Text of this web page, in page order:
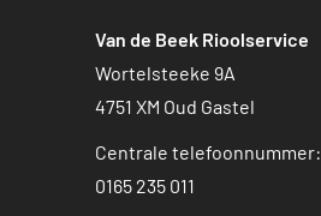
Van de Beek Rioolservice
Wortelsteeke 9A
4751 XM Oud Gastel
Centrale telefoonnummer:
0165 235 011